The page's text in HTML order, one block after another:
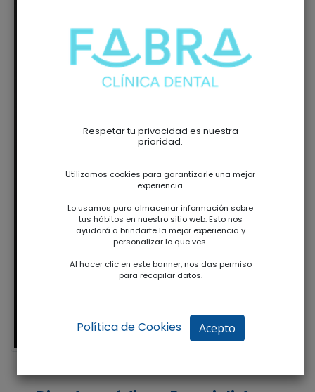
Respetar tu privacidad es nuestra
prioridad.
Utilizamos cookies para garantizarle una mejor
experiencia.
Lo usamos para almacenar información sobre
tus hábitos en nuestro sitio web. Esto nos
ayudará a brindarte la mejor experiencia y
personalizar lo que ves.
Al hacer clic en este banner, nos das permiso
para recopilar datos.
Política de Cookies Acepto